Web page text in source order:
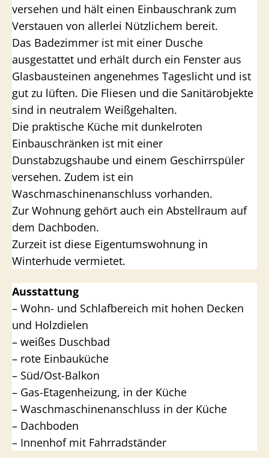
versehen und hält einen Einbauschrank zum
Verstauen von allerlei Nützlichem bereit.
Das Badezimmer ist mit einer Dusche
ausgestattet und erhält durch ein Fenster aus
Glasbausteinen angenehmes Tageslicht und ist
gut zu lüften. Die Fliesen und die Sanitärobjekte
sind in neutralem Weißgehalten.
Die praktische Küche mit dunkelroten
Einbauschränken ist mit einer
Dunstabzugshaube und einem Geschirrspüler
versehen. Zudem ist ein
Waschmaschinenanschluss vorhanden.
Zur Wohnung gehört auch ein Abstellraum auf
dem Dachboden.
Zurzeit ist diese Eigentumswohnung in
Winterhude vermietet.
Ausstattung
– Wohn- und Schlafbereich mit hohen Decken
und Holzdielen
– weißes Duschbad
– rote Einbauküche
– Süd/Ost-Balkon
– Gas-Etagenheizung, in der Küche
– Waschmaschinenanschluss in der Küche
– Dachboden
– Innenhof mit Fahrradständer